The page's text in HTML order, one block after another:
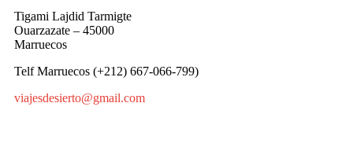
Tigami Lajdid Tarmigte
Ouarzazate – 45000
Marruecos
Telf Marruecos (+212) 667-066-799)
viajesdesierto@gmail.com